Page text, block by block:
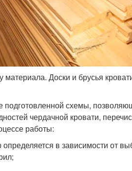
материала. Доски и брусья
подготовленной схемы,
чердачной кровати,
работы:
в зависимости от